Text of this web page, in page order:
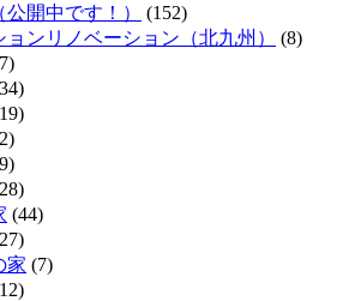
開中です！）
(152)
ョンリノベーション（北九州）
(8)
(44)
家 (7)